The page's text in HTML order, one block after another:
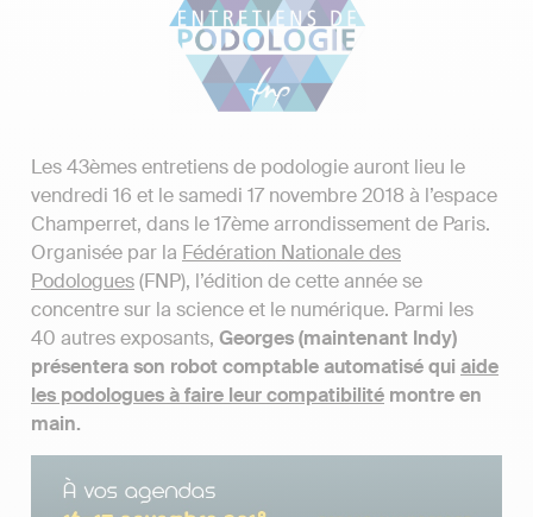
Les 43èmes entretiens de podologie auront lieu le
vendredi 16 et le samedi 17 novembre 2018 à l’espace
Champerret, dans le 17ème arrondissement de Paris.
Organisée par la Fédération Nationale des
Podologues(FNP), l’édition de cette année se
concentre sur la science et le numérique. Parmi les
40 autres exposants, Georges (maintenant Indy)
présentera son robot comptable automatisé qui aide
les podologues à faire leur compatibilité montre en
main.